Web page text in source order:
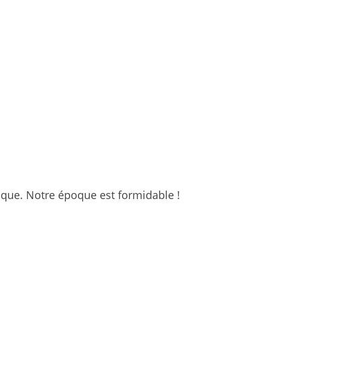
Notre époque est formidable !